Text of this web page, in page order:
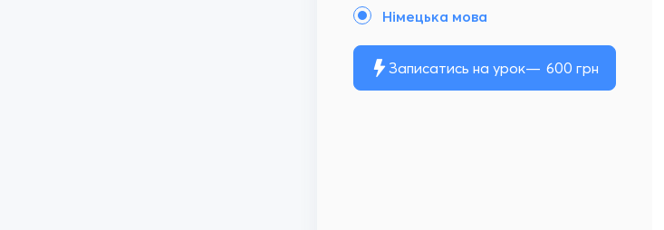
Німецька мова
Записатись на урок 600 грн